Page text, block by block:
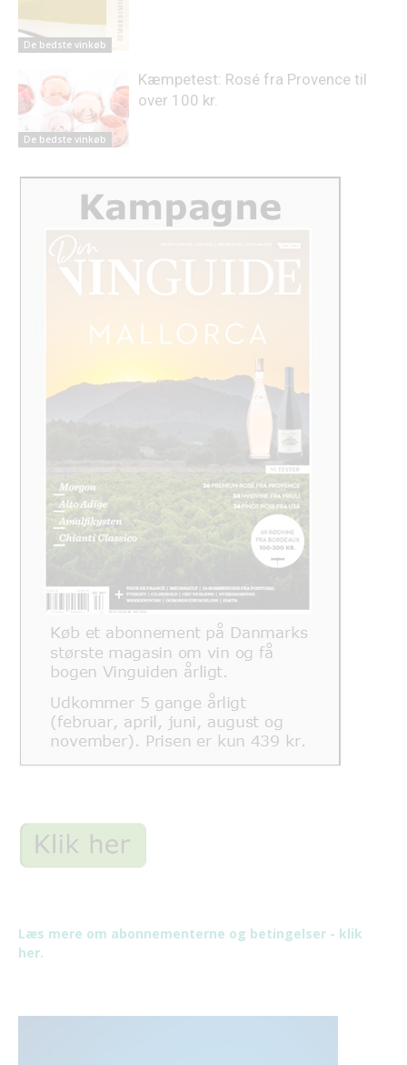
De bedste vinkøb
De bedste vinkøb
Kæmpetest: Rosé fra Provence til
over 100 kr.
Læs mere om abonnementerne og betingelser - klik
her.